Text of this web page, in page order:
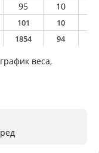
95 10
101 10
1854 94
веса,